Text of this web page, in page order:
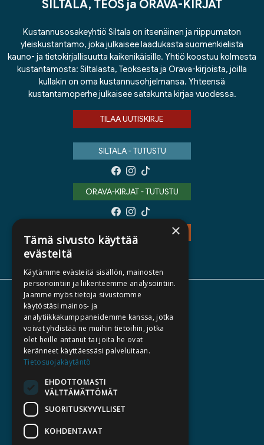
SILTALA, TEOS ja ORAVA-KIRJAT
Kustannusosakeyhtiö Siltala on itsenäinen ja riippumaton
yleiskustantamo, joka julkaisee laadukasta suomenkielistä
kauno- ja tietokirjallisuutta kaikenikäisille. Yhtiö koostuu kolmesta
kustantamosta: Siltalasta, Teoksesta ja Orava-kirjoista, joilla
kullakin on oma kustannusohjelmansa. Yhteensä
kustantamoperhe julkaisee satakunta kirjaa vuodessa.
TILAA UUTISKIRJE
SILTALA - TUTUSTU
ORAVA-KIRJAT - TUTUSTU
TIETOA MEISTÄ
TEKIJÄT
KATALOGIT
AJANKOHTAISTA
HALUATKO KIRJAILIJAKSI
LASKUTUSOSOITTEET
×
Tämä sivusto käyttää
evästeitä
Käytämme evästeitä sisällön, mainosten
personointiin ja liikenteemme analysointiin.
Jaamme myös tietoja sivustomme
käytöstäsi mainos- ja
analytiikkakumppaneidemme kanssa, jotka
voivat yhdistää ne muihin tietoihin, jotka
olet heille antanut tai joita he ovat
keränneet käyttäessäsi palveluitaan.
Tietosuojakäytäntö
EHDOTTOMASTI
VÄLTTÄMÄTTÖMÄT
SUORITUSKYVYLLISET
KOHDENTAVAT